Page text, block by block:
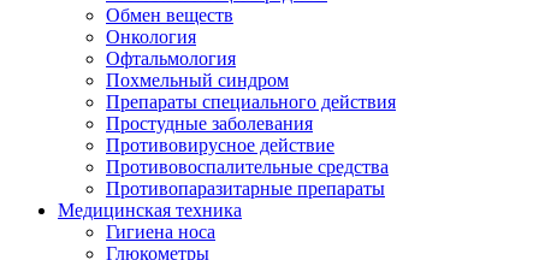
Обмен веществ
Онкология
Офтальмология
Похмельный синдром
Препараты специального действия
Простудные заболевания
Противовирусное действие
Противовоспалительные средства
Противопаразитарные препараты
Медицинская техника
Гигиена носа
Глюкометры